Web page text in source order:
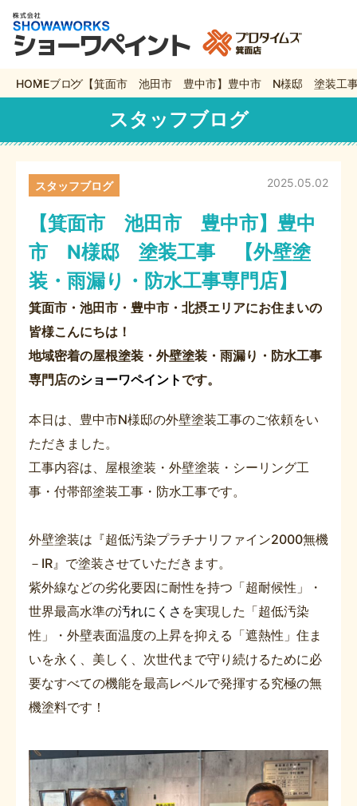
HOMEブログ 【箕面市 池田市 豊中市】豊中市 N様邸 塗装工
スタッフブログ
【箕面市 池田市 豊中市】豊中
市 N様邸 塗装工事 【外壁塗
装・雨漏り・防水工事専門店】
2025.05.02
スタッフブログ
箕面市・池田市・豊中市・北摂エリアにお住まいの
皆様こんにちは！
地域密着の屋根塗装・外壁塗装・雨漏り・防水工事
専門店のショーワペイントです。
本日は、豊中市N様邸の外壁塗装工事のご依頼をい
ただきました。
工事内容は、屋根塗装・外壁塗装・シーリング工
事・付帯部塗装工事・防水工事です。
外壁塗装は『超低汚染プラチナリファイン2000無機
－IR』で塗装させていただきます。
紫外線などの劣化要因に耐性を持つ「超耐候性」・
世界最高水準の汚れにくさ を実現した「超低汚染
性」・外壁表面温度の上昇を抑える「遮熱性」住ま
いを永く、美しく、次世代まで守り続けるために必
要なすべての機能を最高レベルで発揮する究極の無
機塗料です！